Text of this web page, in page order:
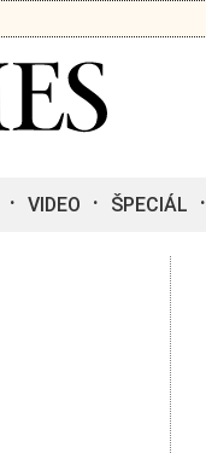
VIDEO ŠPECIÁL